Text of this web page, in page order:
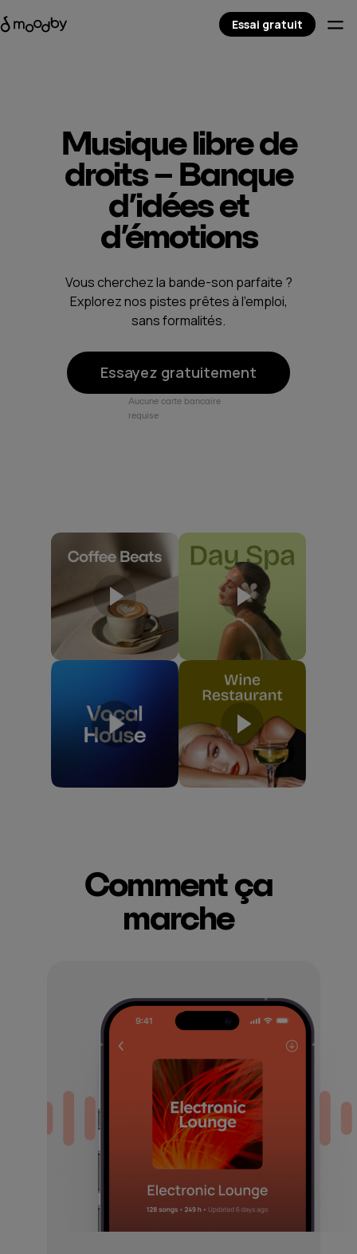
Musique libre de
droits – Banque
d’idées et
d’émotions
Vous cherchez la bande-son parfaite ?
Explorez nos pistes prêtes à l’emploi,
sans formalités.
Essayez gratuitement
Aucune carte bancaire
requise
Comment ça
marche
Essai gratuit